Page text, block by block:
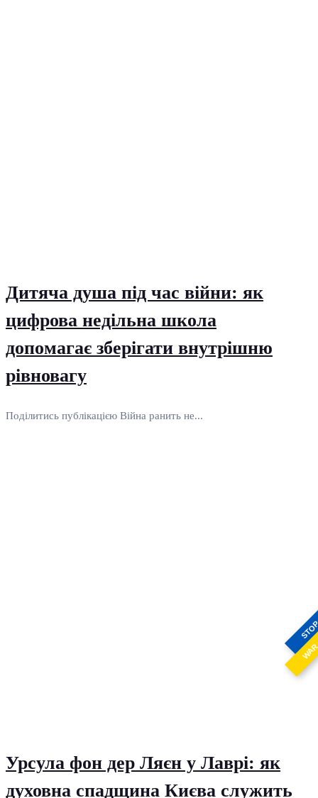
Дитяча душа під час війни: як
цифрова недільна школа
допомагає зберігати внутрішню
рівновагу
Поділитись публікацією Війна ранить не...
Урсула фон дер Ляєн у Лаврі: як
духовна спадщина Києва служить